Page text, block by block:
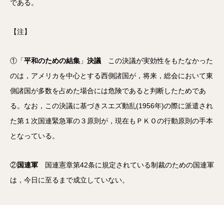
である。
【注】
①「平和のための結集 」 決議 この決議が実効性をもたなかった
のは，アメリカを中心とする西側諸国が，将来，総会において東
側諸国が多数を占めた場合には危険であると判断したためであ
る。なお，この決議に基づきスエズ動乱(1956年)の際に派遣され
た第１次国連緊急軍の３原則が，現在もＰＫＯの行動原則の手本
となっている。
②国連軍 国連憲章第42条に規定されている制裁のための国連軍
は，今日に至るまで成立していない。